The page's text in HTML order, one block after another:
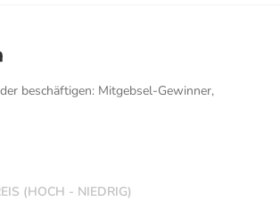
beschäftigen: Mitgebsel-Gewinner,
(HOCH - NIEDRIG)